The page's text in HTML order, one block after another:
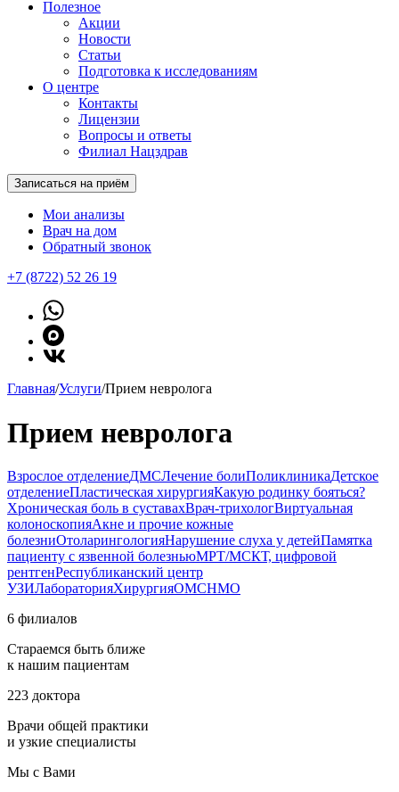
Полезное
Акции
Новости
Статьи
Подготовка к исследованиям
О центре
Контакты
Лицензии
Вопросы и ответы
Филиал Нацздрав
Записаться на приём
Мои анализы
Врач на дом
Обратный звонок
+7 (8722) 52 26 19
Главная/Услуги/Прием невролога
Прием невролога
Взрослое отделениеДМСЛечение болиПоликлиникаДетское
отделениеПластическая хирургияКакую родинку бояться?
Хроническая боль в суставахВрач-трихологВиртуальная
колоноскопияАкне и прочие кожные
болезниОтоларингологияНарушение слуха у детейПамятка
пациенту с язвенной болезньюМРТ/МСКТ, цифровой
рентгенРеспубликанский центр
УЗИЛабораторияХирургияОМСНМО
6 филиалов
Стараемся быть ближе
к нашим пациентам
223 доктора
Врачи общей практики
и узкие специалисты
Мы с Вами